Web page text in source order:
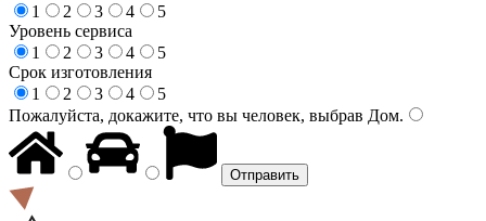
1
2 3 4
5
Уровень сервиса
1
2 3 4
5
Срок изготовления
1
2 3 4
5
Пожалуйста, докажите, что вы человек, выбрав Дом.